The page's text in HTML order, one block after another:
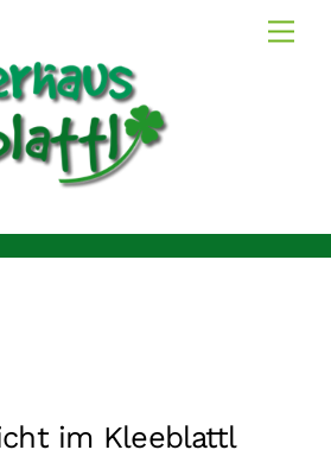
im Kleeblattl